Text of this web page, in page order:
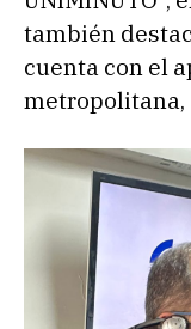
también
cuenta con el
metropolitana,